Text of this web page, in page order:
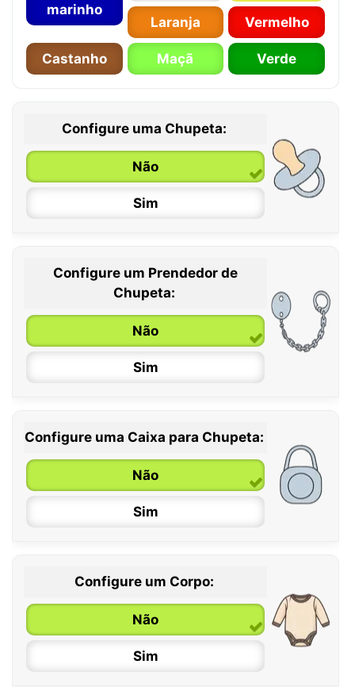
marinho
Laranja Vermelho
Castanho Maçã Verde
Configure uma Chupeta:
Não
Sim
0 / 6 meses
6 / 36 meses
Configure um Prendedor de
Chupeta:
Não
Sim
Configure uma Caixa para Chupeta:
Não
Sim
Configure um Corpo:
Não
Sim